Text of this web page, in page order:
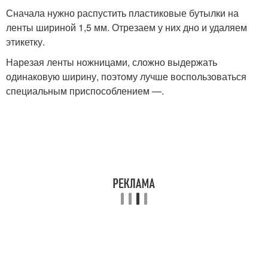
Сначала нужно распустить пластиковые бутылки на
ленты шириной 1,5 мм. Отрезаем у них дно и удаляем
этикетку.
Нарезая ленты ножницами, сложно выдержать
одинаковую ширину, поэтому лучше воспользоваться
специальным приспособлением —.